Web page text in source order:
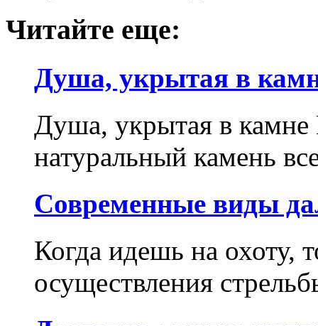
Читайте еще:
Душа, укрытая в
Душа, укрытая в камне
натуральный камень
Современные виды
Когда идешь на охоту,
осуществления